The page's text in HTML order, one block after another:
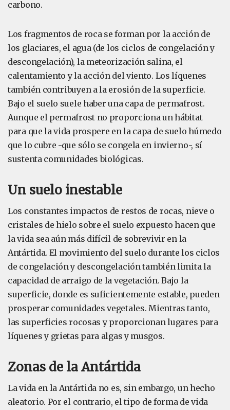
carbono.
Los fragmentos de roca se forman por la acción de
los glaciares, el agua (de los ciclos de congelación y
descongelación), la meteorización salina, el
calentamiento y la acción del viento. Los líquenes
también contribuyen a la erosión de la superficie.
Bajo el suelo suele haber una capa de permafrost.
Aunque el permafrost no proporciona un hábitat
para que la vida prospere en la capa de suelo húmedo
que lo cubre -que sólo se congela en invierno-, sí
sustenta comunidades biológicas.
Un suelo inestable
Los constantes impactos de restos de rocas, nieve o
cristales de hielo sobre el suelo expuesto hacen que
la vida sea aún más difícil de sobrevivir en la
Antártida. El movimiento del suelo durante los ciclos
de congelación y descongelación también limita la
capacidad de arraigo de la vegetación. Bajo la
superficie, donde es suficientemente estable, pueden
prosperar comunidades vegetales. Mientras tanto,
las superficies rocosas y proporcionan lugares para
líquenes y grietas para algas y musgos.
Zonas de la Antártida
La vida en la Antártida no es, sin embargo, un hecho
aleatorio. Por el contrario, el tipo de forma de vida